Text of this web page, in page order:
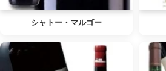
シャトー・マルゴー